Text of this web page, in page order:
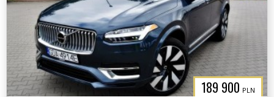
189 900 PLN